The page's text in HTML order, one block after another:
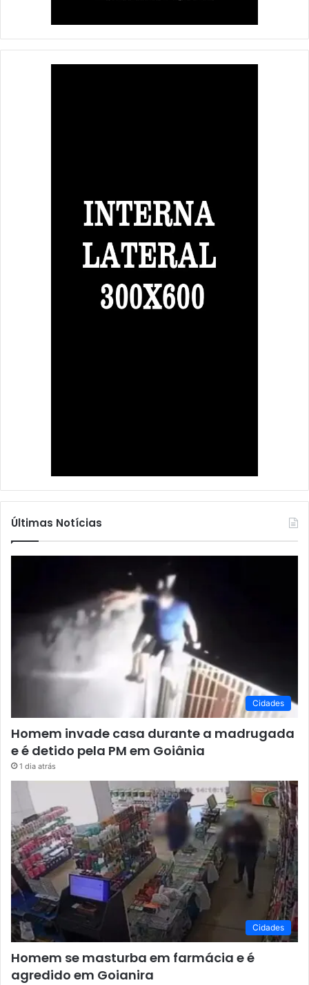
Últimas Notícias
Cidades
Homem invade casa durante a madrugada
e é detido pela PM em Goiânia
1 dia atrás
Cidades
Homem se masturba em farmácia e é
agredido em Goianira